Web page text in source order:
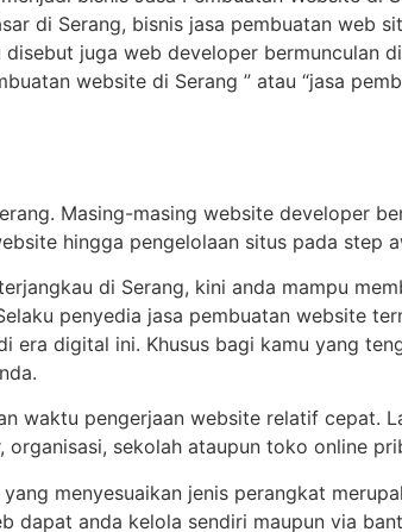
di Serang, bisnis jasa pembuatan web
juga web developer bermunculan
website di Serang ” atau “jasa
Masing-masing website developer
hingga pengelolaan situs pada step
di Serang, kini anda mampu
penyedia jasa pembuatan website
digital ini. Khusus bagi kamu yang
waktu pengerjaan website relatif cepat.
sekolah ataupun toko online
menyesuaikan jenis perangkat
dapat anda kelola sendiri maupun via